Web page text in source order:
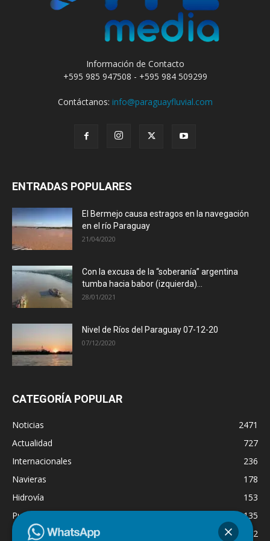
Información de Contacto
+595 985 947508 - +595 984 509299
Contáctanos: info@paraguayfluvial.com
ENTRADAS POPULARES
El Bermejo causa estragos en la navegación
en el río Paraguay
21/04/2020
Con la excusa de la “soberanía” argentina
tumba hacia babor (izquierda)...
28/01/2021
Nivel de Ríos del Paraguay 07-12-20
07/12/2020
CATEGORÍA POPULAR
Noticias
2471
Actualidad
727
Internacionales
236
Navieras
178
Hidrovía
153
Puertos
135
Economía
132